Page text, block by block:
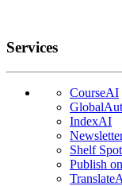
Services
CourseAI
IndexAI
Shelf
Publish